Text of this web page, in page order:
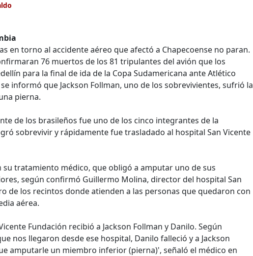
en torno al accidente aéreo que afectó a Chapecoense no paran.
76 muertos de los 81 tripulantes del avión que los
para la final de ida de la Copa Sudamericana ante Atlético
informó que Jackson Follman, uno de los sobrevivientes, sufrió la
pierna.
de los brasileños fue uno de los cinco integrantes de la
sobrevivir y rápidamente fue trasladado al hospital San Vicente
su tratamiento médico, que obligó a amputar uno de sus
según confirmó Guillermo Molina, director del hospital San
de los recintos donde atienden a las personas que quedaron con
aérea.
Fundación recibió a Jackson Follman y Danilo. Según
nos llegaron desde ese hospital, Danilo falleció y a Jackson
amputarle un miembro inferior (pierna)', señaló el médico en